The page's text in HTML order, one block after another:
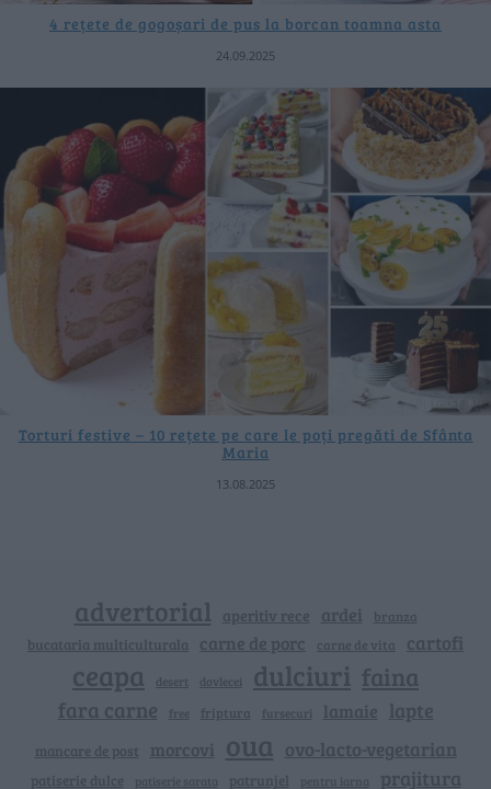
4 rețete de gogoșari de pus la borcan toamna asta
24.09.2025
Torturi festive – 10 rețete pe care le poți pregăti de Sfânta
Maria
13.08.2025
advertorial aperitiv rece ardei branza
bucataria multiculturala carne de porc carne de vita cartofi
ceapa desert dovlecei dulciuri faina
fara carne free friptura fursecuri lamaie lapte
mancare de post morcovi oua ovo-lacto-vegetarian
patiserie dulce patiserie sarata patrunjel pentru iarna prajitura